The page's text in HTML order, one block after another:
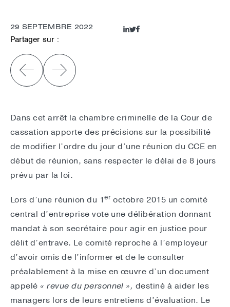
29 SEPTEMBRE 2022
Partager sur :
Dans cet arrêt la chambre criminelle de la Cour de
cassation apporte des précisions sur la possibilité
de modifier l’ordre du jour d’une réunion du CCE en
début de réunion, sans respecter le délai de 8 jours
prévu par la loi.
Lors d’une réunion du 1er octobre 2015 un comité
central d’entreprise vote une délibération donnant
mandat à son secrétaire pour agir en justice pour
délit d’entrave. Le comité reproche à l’employeur
d’avoir omis de l’informer et de le consulter
préalablement à la mise en œuvre d’un document
appelé « revue du personnel », destiné à aider les
managers lors de leurs entretiens d’évaluation. Le